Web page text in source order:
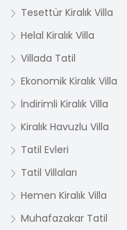
Tesettür Kiralık Villa
Helal Kiralık Villa
Villada Tatil
Ekonomik Kiralık Villa
İndirimli Kiralık Villa
Kiralık Havuzlu Villa
Tatil Evleri
Tatil Villaları
Hemen Kiralık Villa
Muhafazakar Tatil